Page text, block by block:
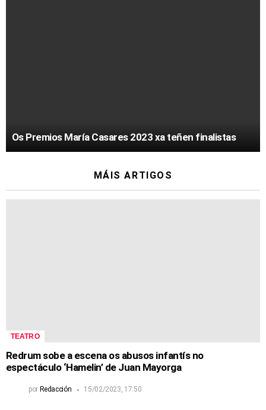
Os Premios María Casares 2023 xa teñen finalistas
MÁIS ARTIGOS
TEATRO
Redrum sobe a escena os abusos infantís no
espectáculo ‘Hamelin’ de Juan Mayorga
por Redacción 15/02/2023, 17:50